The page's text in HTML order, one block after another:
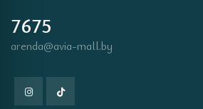
7675
arenda@avia-mall.by